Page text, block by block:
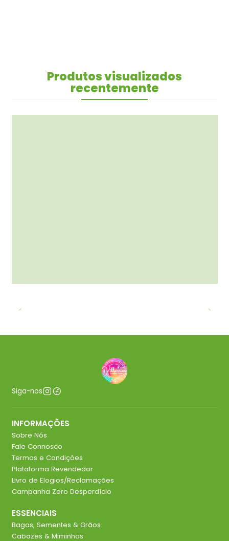
Produtos visualizados
recentemente
Siga-nos
INFORMAÇÕES
Sobre Nós
Fale Connosco
Termos e Condições
Plataforma Revendedor
Livro de Elogios/Reclamações
Campanha Zero Desperdício
ESSENCIAIS
Bagas, Sementes & Grãos
Cabazes & Miminhos